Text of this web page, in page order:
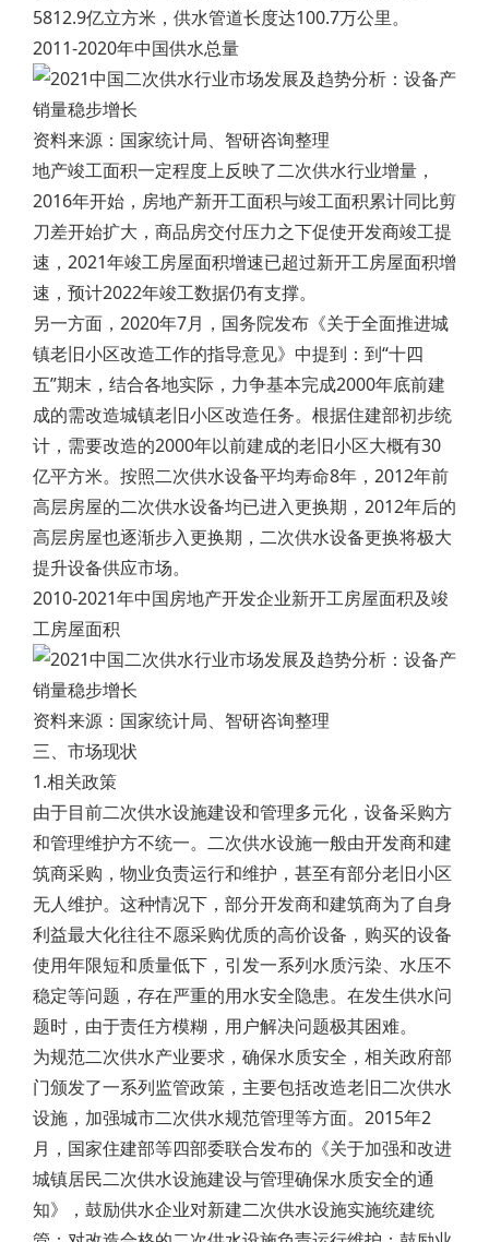
5812.9亿立方米，供水管道长度达100.7万公里。
2011-2020年中国供水总量
资料来源：国家统计局、智研咨询整理
地产竣工面积一定程度上反映了二次供水行业增量，
2016年开始，房地产新开工面积与竣工面积累计同比剪
刀差开始扩大，商品房交付压力之下促使开发商竣工提
速，2021年竣工房屋面积增速已超过新开工房屋面积增
速，预计2022年竣工数据仍有支撑。
另一方面，2020年7月，国务院发布《关于全面推进城
镇老旧小区改造工作的指导意见》中提到：到“十四
五”期末，结合各地实际，力争基本完成2000年底前建
成的需改造城镇老旧小区改造任务。根据住建部初步统
计，需要改造的2000年以前建成的老旧小区大概有30
亿平方米。按照二次供水设备平均寿命8年，2012年前
高层房屋的二次供水设备均已进入更换期，2012年后的
高层房屋也逐渐步入更换期，二次供水设备更换将极大
提升设备供应市场。
2010-2021年中国房地产开发企业新开工房屋面积及竣
工房屋面积
资料来源：国家统计局、智研咨询整理
三、市场现状
1.相关政策
由于目前二次供水设施建设和管理多元化，设备采购方
和管理维护方不统一。二次供水设施一般由开发商和建
筑商采购，物业负责运行和维护，甚至有部分老旧小区
无人维护。这种情况下，部分开发商和建筑商为了自身
利益最大化往往不愿采购优质的高价设备，购买的设备
使用年限短和质量低下，引发一系列水质污染、水压不
稳定等问题，存在严重的用水安全隐患。在发生供水问
题时，由于责任方模糊，用户解决问题极其困难。
为规范二次供水产业要求，确保水质安全，相关政府部
门颁发了一系列监管政策，主要包括改造老旧二次供水
设施，加强城市二次供水规范管理等方面。2015年2
月，国家住建部等四部委联合发布的《关于加强和改进
城镇居民二次供水设施建设与管理确保水质安全的通
知》，鼓励供水企业对新建二次供水设施实施统建统